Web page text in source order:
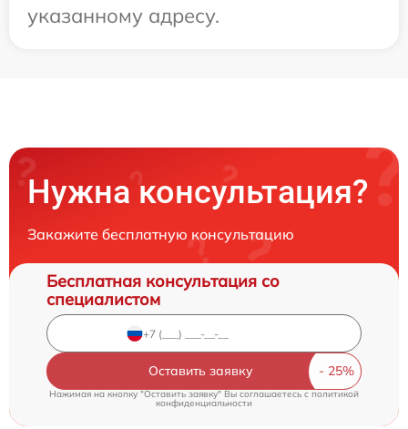
указанному адресу.
Нужна консультация?
Закажите бесплатную консультацию
Бесплатная консультация со
специалистом
Оставить заявку
Нажимая на кнопку "Оставить заявку" Вы соглашаетесь c политикой
конфиденциальности